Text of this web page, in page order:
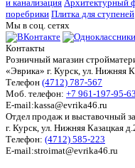
и канализация Архитектурный
поребрики Плитка для ступеней
Мы в соц. сетях
Контакты
Розничный магазин
«Эврика» г. Курск, ул. Нижняя
Телефон (4712) 787-567
Моб. телефон: +7 961-197-95-63
E-mail:kassa@evrika46.ru
Отдел продаж и выставочный
г. Курск, ул. Нижняя Казацкая
Телефон: (4712) 585-223
E-mail:stroimat@evrika46.ru